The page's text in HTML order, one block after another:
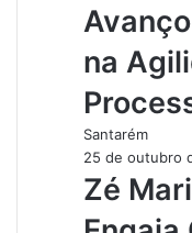
na
Santarém
25 de outubro
Zé